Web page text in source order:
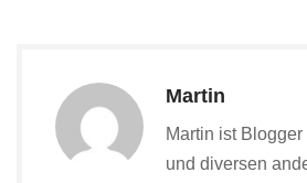
Martin
Martin ist
und diversen